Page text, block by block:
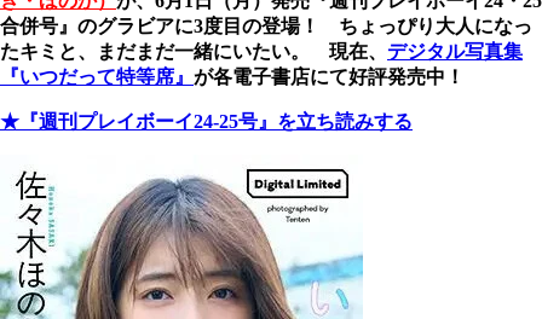
合併号』のグラビアに3度目の登場！ ちょっぴり大人になっ
たキミと、まだまだ一緒にいたい。 現在、 デジタル写真集
『いつだって特等席』 が各電子書店にて好評発売中！
★『週刊プレイボーイ24-25号』を立ち読みする